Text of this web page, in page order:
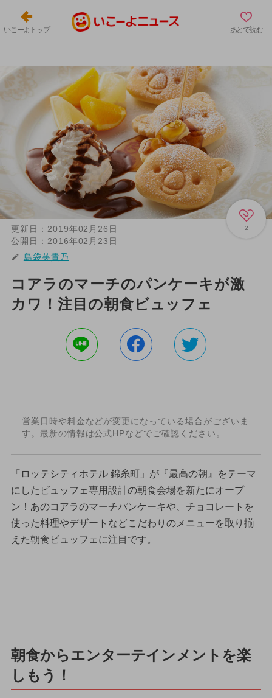
いこーよトップ あとで読む
2
更新日： 2019年02月26日
公開日： 2016年02月23日
島袋芙貴乃
コアラのマーチのパンケーキが激
カワ！注目の朝食ビュッフェ
営業日時や料金などが変更になっている場合がございま
す。最新の情報は公式HPなどでご確認ください。
「ロッテシティホテル 錦糸町」が『最高の朝』をテーマ
にしたビュッフェ専用設計の朝食会場を新たにオープ
ン！あのコアラのマーチパンケーキや、チョコレートを
使った料理やデザートなどこだわりのメニューを取り揃
えた朝食ビュッフェに注目です。
朝食からエンターテインメントを楽
しもう！